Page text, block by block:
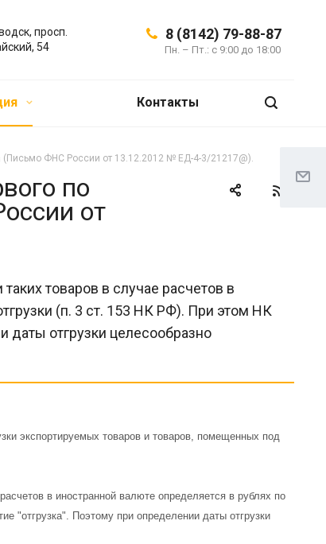
8 (8142) 79-88-87
Пн. – Пт.: с 9:00 до 18:00
просп.
54
Контакты
(Письмо ФНС России от 13.12.2012 № ЕД-4-3/21217@).
по
от
товаров в случае расчетов в
(п. 3 ст. 153 НК РФ). При этом НК
даты отгрузки целесообразно
экспортируемых товаров и товаров, помещенных под
в иностранной валюте определяется в рублях по
Поэтому при определении даты отгрузки